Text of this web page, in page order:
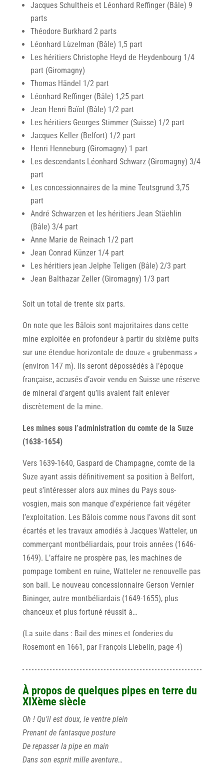
Jacques Schultheis et Léonhard Reffinger (Bâle) 9
parts
Théodore Burkhard 2 parts
Léonhard Lùzelman (Bâle) 1,5 part
Les héritiers Christophe Heyd de Heydenbourg 1/4
part (Giromagny)
Thomas Händel 1/2 part
Léonhard Reffinger (Bâle) 1,25 part
Jean Henri Baïol (Bâle) 1/2 part
Les héritiers Georges Stimmer (Suisse) 1/2 part
Jacques Keller (Belfort) 1/2 part
Henri Henneburg (Giromagny) 1 part
Les descendants Léonhard Schwarz (Giromagny) 3/4
part
Les concessionnaires de la mine Teutsgrund 3,75
part
André Schwarzen et les héritiers Jean Stäehlin
(Bâle) 3/4 part
Anne Marie de Reinach 1/2 part
Jean Conrad Künzer 1/4 part
Les héritiers jean Jelphe Teligen (Bâle) 2/3 part
Jean Balthazar Zeller (Giromagny) 1/3 part
Soit un total de trente six parts.
On note que les Bâlois sont majoritaires dans cette
mine exploitée en profondeur à partir du sixième puits
sur une étendue horizontale de douze « grubenmass »
(environ 147 m). Ils seront dépossédés à l’époque
française, accusés d’avoir vendu en Suisse une réserve
de minerai d’argent qu’ils avaient fait enlever
discrètement de la mine.
Les mines sous I’administration du comte de la Suze
(1638-1654)
Vers 1639-1640, Gaspard de Champagne, comte de la
Suze ayant assis définitivement sa position à Belfort,
peut s’intéresser alors aux mines du Pays sous-
vosgien, mais son manque d’expérience fait végéter
I’exploitation. Les Bâlois comme nous I’avons dit sont
écartés et les travaux amodiés à Jacques Watteler, un
commerçant montbéliardais, pour trois années (1646-
1649). L’affaire ne prospère pas, les machines de
pompage tombent en ruine, Watteler ne renouvelle pas
son bail. Le nouveau concessionnaire Gerson Vernier
Bininger, autre montbéliardais (1649-1655), plus
chanceux et plus fortuné réussit à…
(La suite dans : Bail des mines et fonderies du
Rosemont en 1661, par François Liebelin, page 4)
À propos de quelques pipes en terre du
XIXème siècle
Oh ! Qu’il est doux, le ventre plein
Prenant de fantasque posture
De repasser la pipe en main
Dans son esprit mille aventure…